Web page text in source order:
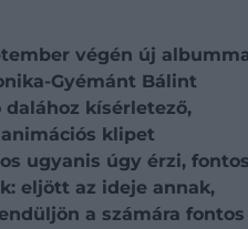
végén új
Gyémánt Bálint
kísérletező,
klipet
ugyanis úgy érzi,
eljött az ideje annak,
a számára fontos